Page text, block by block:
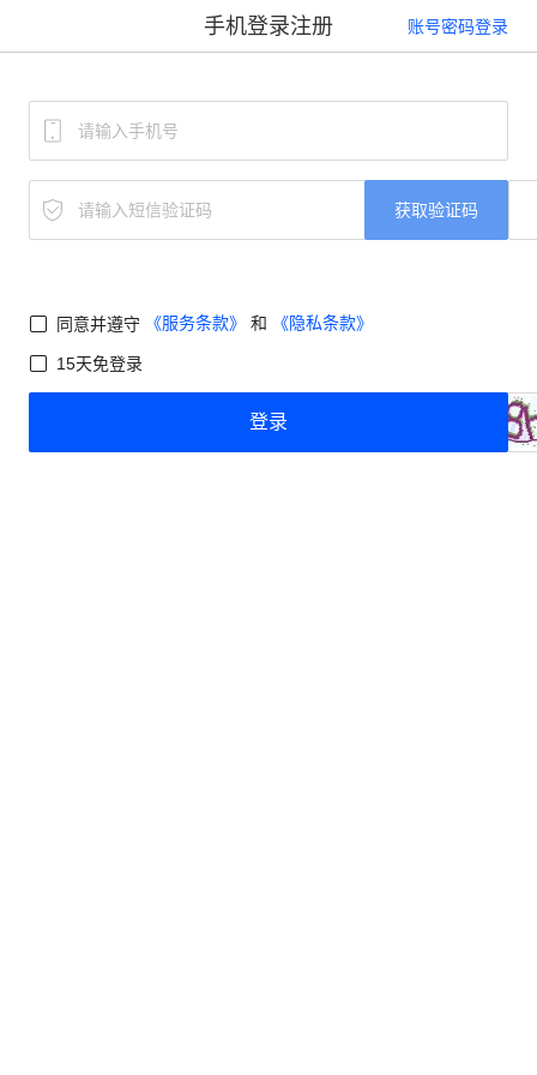
手机登录注册 账号密码登录
获取验证码
同意并遵守 《服务条款》 和 《隐私条款》
15天免登录
登录